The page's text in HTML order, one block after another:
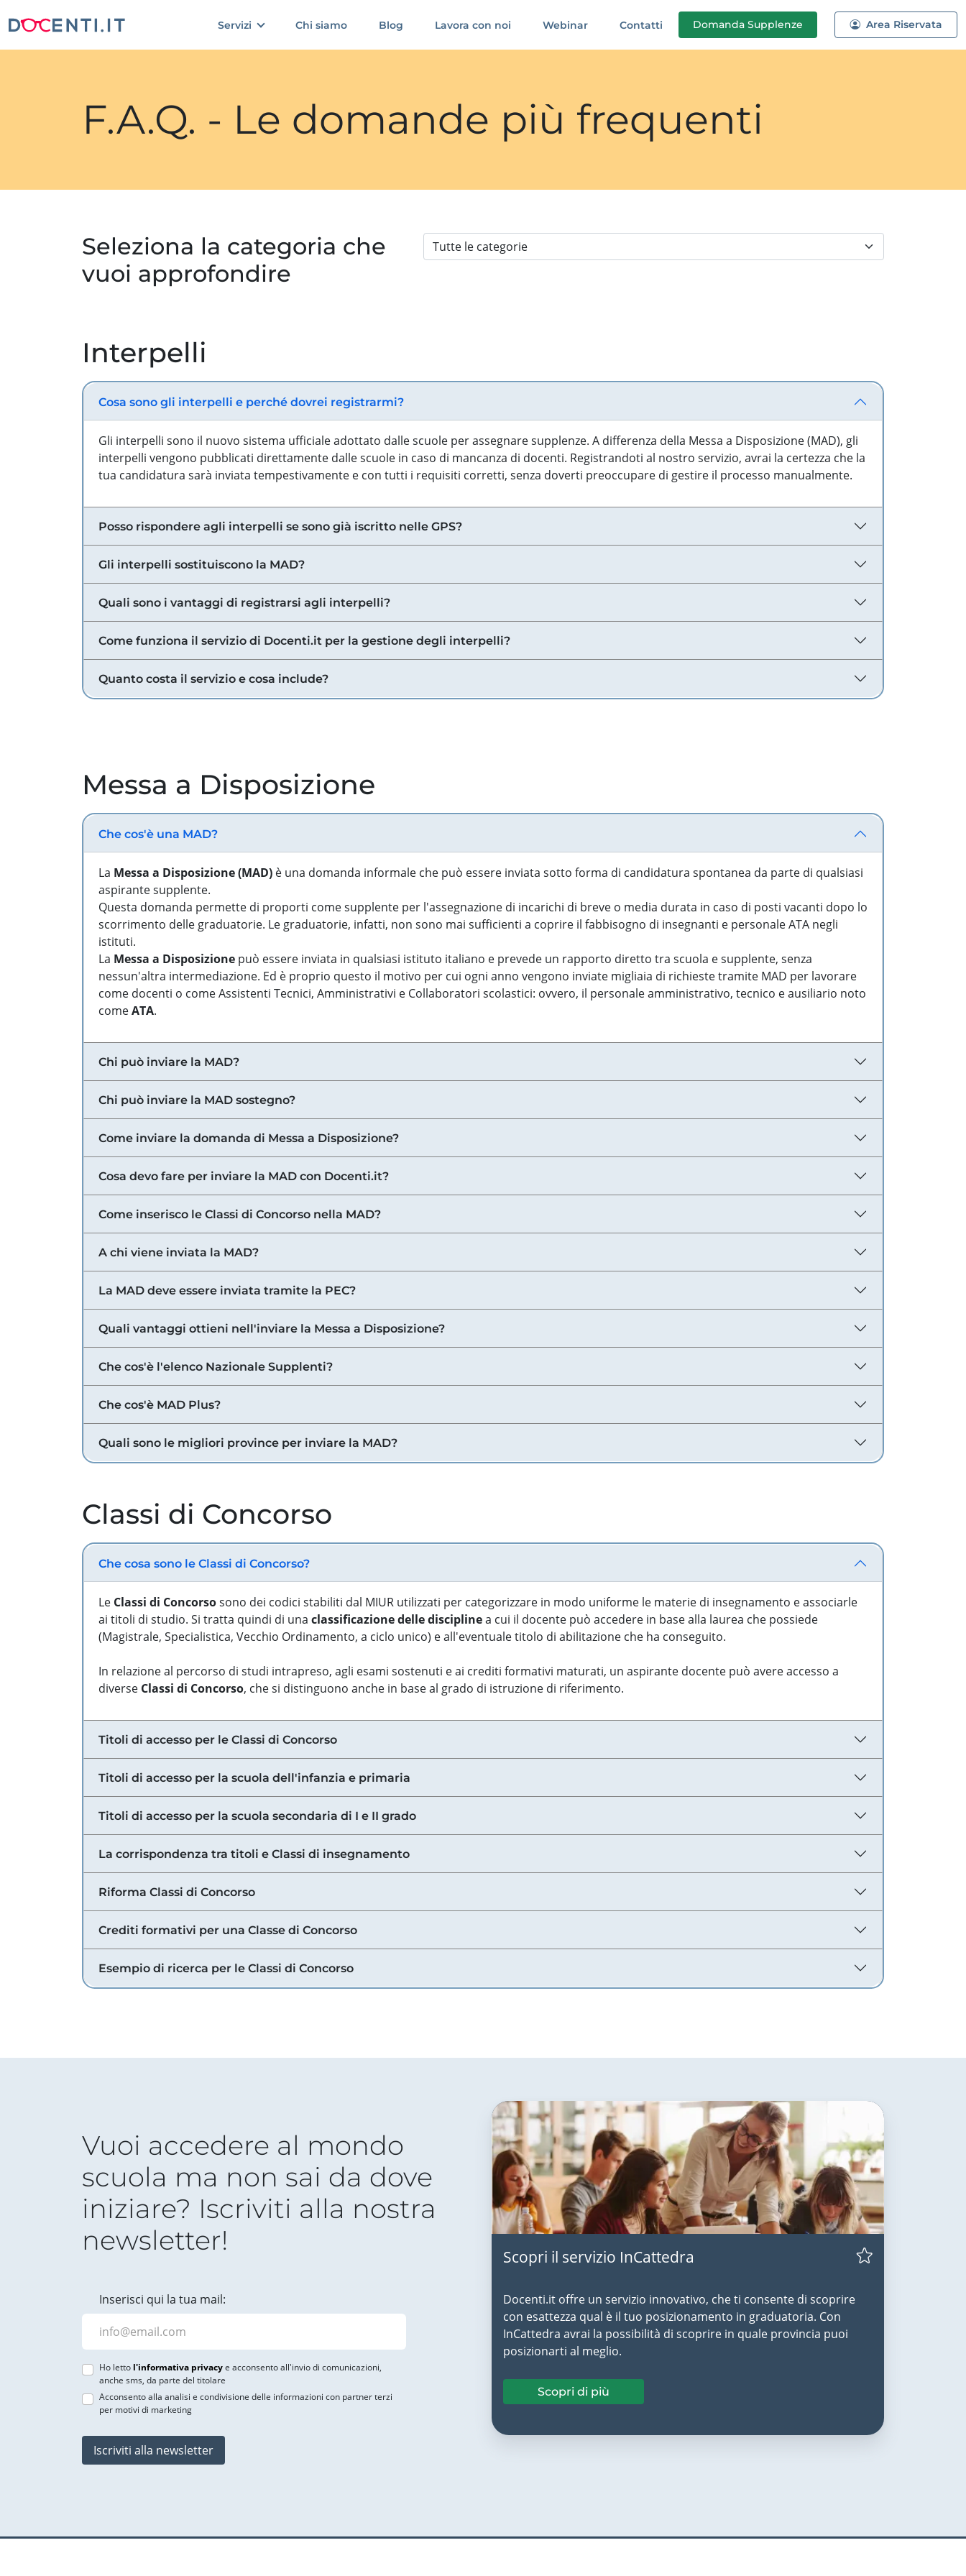
Servizi Chi siamo Blog Lavora con noi Webinar Contatti Domanda Supplenze Area Riservata
F.A.Q. - Le domande più frequenti
Seleziona la categoria che
vuoi approfondire
Interpelli
Cosa sono gli interpelli e perché dovrei registrarmi?
Gli interpelli sono il nuovo sistema ufficiale adottato dalle scuole per assegnare supplenze. A differenza della Messa a Disposizione (MAD), gli
interpelli vengono pubblicati direttamente dalle scuole in caso di mancanza di docenti. Registrandoti al nostro servizio, avrai la certezza che la
tua candidatura sarà inviata tempestivamente e con tutti i requisiti corretti, senza doverti preoccupare di gestire il processo manualmente.
Posso rispondere agli interpelli se sono già iscritto nelle GPS?
Gli interpelli sostituiscono la MAD?
Quali sono i vantaggi di registrarsi agli interpelli?
Come funziona il servizio di Docenti.it per la gestione degli interpelli?
Quanto costa il servizio e cosa include?
Messa a Disposizione
Che cos'è una MAD?
La Messa a Disposizione (MAD) è una domanda informale che può essere inviata sotto forma di candidatura spontanea da parte di qualsiasi
aspirante supplente.
Questa domanda permette di proporti come supplente per l'assegnazione di incarichi di breve o media durata in caso di posti vacanti dopo lo
scorrimento delle graduatorie. Le graduatorie, infatti, non sono mai sufficienti a coprire il fabbisogno di insegnanti e personale ATA negli
istituti.
La Messa a Disposizione può essere inviata in qualsiasi istituto italiano e prevede un rapporto diretto tra scuola e supplente, senza
nessun'altra intermediazione. Ed è proprio questo il motivo per cui ogni anno vengono inviate migliaia di richieste tramite MAD per lavorare
come docenti o come Assistenti Tecnici, Amministrativi e Collaboratori scolastici: ovvero, il personale amministrativo, tecnico e ausiliario noto
comeATA.
Chi può inviare la MAD?
Chi può inviare la MAD sostegno?
Come inviare la domanda di Messa a Disposizione?
Cosa devo fare per inviare la MAD con Docenti.it?
Come inserisco le Classi di Concorso nella MAD?
A chi viene inviata la MAD?
La MAD deve essere inviata tramite la PEC?
Quali vantaggi ottieni nell'inviare la Messa a Disposizione?
Che cos'è l'elenco Nazionale Supplenti?
Che cos'è MAD Plus?
Quali sono le migliori province per inviare la MAD?
Classi di Concorso
Che cosa sono le Classi di Concorso?
Le Classi di Concorsosono dei codici stabiliti dal MIUR utilizzati per categorizzare in modo uniforme le materie di insegnamento e associarle
ai titoli di studio. Si tratta quindi di una classificazione delle disciplinea cui il docente può accedere in base alla laurea che possiede
(Magistrale, Specialistica, Vecchio Ordinamento, a ciclo unico) e all'eventuale titolo di abilitazione che ha conseguito.
In relazione al percorso di studi intrapreso, agli esami sostenuti e ai crediti formativi maturati, un aspirante docente può avere accesso a
diverse Classi di Concorso, che si distinguono anche in base al grado di istruzione di riferimento.
Titoli di accesso per le Classi di Concorso
Titoli di accesso per la scuola dell'infanzia e primaria
Titoli di accesso per la scuola secondaria di I e II grado
La corrispondenza tra titoli e Classi di insegnamento
Riforma Classi di Concorso
Crediti formativi per una Classe di Concorso
Esempio di ricerca per le Classi di Concorso
Vuoi accedere al mondo
scuola ma non sai da dove
iniziare? Iscriviti alla nostra
newsletter!
Inserisci qui la tua mail:
Ho letto l'informativa privacye acconsento all'invio di comunicazioni,
anche sms, da parte del titolare
Acconsento alla analisi e condivisione delle informazioni con partner terzi
per motivi di marketing
Iscriviti alla newsletter
Scopri il servizio InCattedra
Docenti.it offre un servizio innovativo, che ti consente di scoprire
con esattezza qual è il tuo posizionamento in graduatoria. Con
InCattedra avrai la possibilità di scoprire in quale provincia puoi
posizionarti al meglio.
Scopri di più